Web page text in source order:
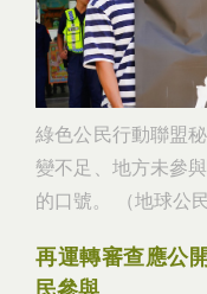
綠色公民行動聯盟
變不足、地方未參
的口號。 （地球公
再運轉審查應公